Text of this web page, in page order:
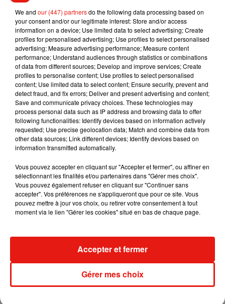
Musique
7 août 2026
RÜFÜS DU SOL annonce un nouvel
album après sa tournée mondiale
7 août 2026
Angèle et Amélie Lens dévoilent leur
collaboration tant attendue
6 août 2026
Il y a 10 ans, DJ Snake changeait de
dimension avec son premier...
Fred again.. et Latin Mafia dévoilent enfin
leur mixtape créée en...
We and our (447) partnersdo the following data processing based on
your consent and/or our legitimate interest: Store and/or access
information on a device; Use limited data to select advertising; Create
profiles for personalised advertising; Use profiles to select personalised
advertising; Measure advertising performance; Measure content
performance; Understand audiences through statistics or combinations
of data from different sources; Develop and improve services; Create
profiles to personalise content; Use profiles to select personalised
content; Use limited data to select content; Ensure security, prevent and
detect fraud, and fix errors; Deliver and present advertising and content;
Save and communicate privacy choices. These technologies may
process personal data such as IP address and browsing data to offer
following functionalities: Identify devices based on information actively
requested; Use precise geolocation data; Match and combine data from
other data sources; Link different devices; Identify devices based on
information transmitted automatically.
Vous pouvez accepter en cliquant sur "Accepter et fermer", ou affiner en
sélectionnant les finalités et/ou partenaires dans "Gérer mes choix".
Vous pouvez également refuser en cliquant sur "Continuer sans
accepter". Vos préférences ne s'appliqueront que pour ce site. Vous
pouvez mettre à jour vos choix, ou retirer votre consentement à tout
moment via le lien "Gérer les cookies" situé en bas de chaque page.
Gérer mes choix
Accepter et fermer